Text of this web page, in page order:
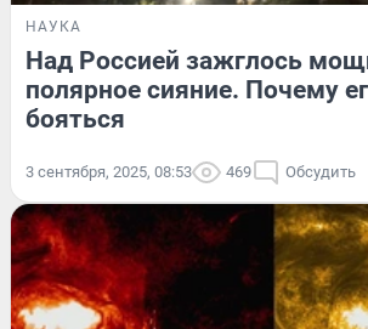
НАУКА
Над Россией зажглось
полярное сияние. Почему
бояться
3 сентября, 2025, 08:53 469 Обсудить